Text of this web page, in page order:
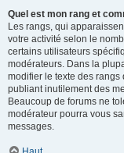
Quel est mon rang et
Les rangs, qui
votre activité selon le
certains utilisateurs
modérateurs. Dans la
modifier le texte des rangs
publiant inutilement des
Beaucoup de forums ne
modérateur pourra vous
messages.